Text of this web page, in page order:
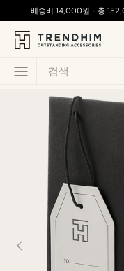
검색
배송비14,000원 - 총